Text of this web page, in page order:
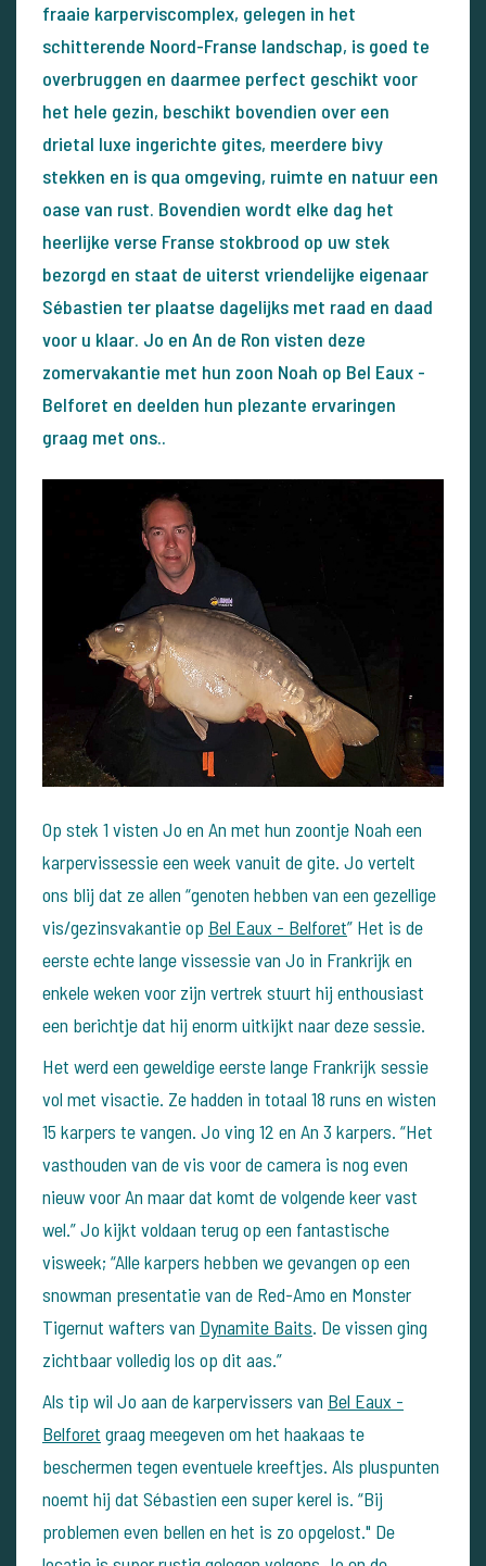
fraaie karperviscomplex, gelegen in het
schitterende Noord-Franse landschap, is goed te
overbruggen en daarmee perfect geschikt voor
het hele gezin, beschikt bovendien over een
drietal luxe ingerichte gites, meerdere bivy
stekken en is qua omgeving, ruimte en natuur een
oase van rust. Bovendien wordt elke dag het
heerlijke verse Franse stokbrood op uw stek
bezorgd en staat de uiterst vriendelijke eigenaar
Sébastien ter plaatse dagelijks met raad en daad
voor u klaar. Jo en An de Ron visten deze
zomervakantie met hun zoon Noah op Bel Eaux -
Belforet en deelden hun plezante ervaringen
graag met ons..
Op stek 1 visten Jo en An met hun zoontje Noah een
karpervissessie een week vanuit de gite. Jo vertelt
ons blij dat ze allen “genoten hebben van een gezellige
vis/gezinsvakantie op Bel Eaux - Belforet” Het is de
eerste echte lange vissessie van Jo in Frankrijk en
enkele weken voor zijn vertrek stuurt hij enthousiast
een berichtje dat hij enorm uitkijkt naar deze sessie.
Het werd een geweldige eerste lange Frankrijk sessie
vol met visactie. Ze hadden in totaal 18 runs en wisten
15 karpers te vangen. Jo ving 12 en An 3 karpers. “Het
vasthouden van de vis voor de camera is nog even
nieuw voor An maar dat komt de volgende keer vast
wel.” Jo kijkt voldaan terug op een fantastische
visweek; “Alle karpers hebben we gevangen op een
snowman presentatie van de Red-Amo en Monster
Tigernut wafters van Dynamite Baits. De vissen ging
zichtbaar volledig los op dit aas.”
Als tip wil Jo aan de karpervissers van Bel Eaux -
Belforet graag meegeven om het haakaas te
beschermen tegen eventuele kreeftjes. Als pluspunten
noemt hij dat Sébastien een super kerel is. “Bij
problemen even bellen en het is zo opgelost." De